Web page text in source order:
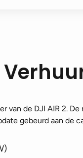
van de DJI AIR 2.
gebeurd aan de